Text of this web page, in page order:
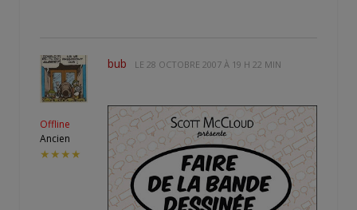
Offline
Ancien
★★★★
bub LE 28 OCTOBRE 2007 À 19 H 22 MIN